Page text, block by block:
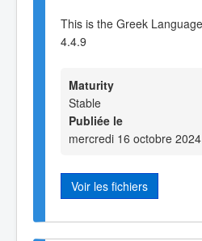
This is the Greek
4.4.9
Maturity
Stable
Publiée le
mercredi 16 octobre
Voir les fichiers